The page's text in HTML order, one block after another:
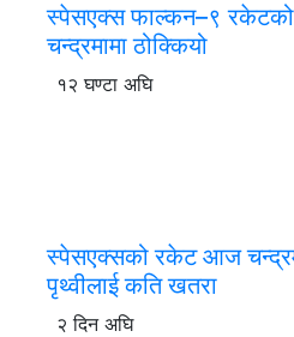
स्पेसएक्स फाल्कन–९ रकेटको
चन्द्रमामा ठोक्कियो
१२ घण्टा अघि
स्पेसएक्सको रकेट आज
पृथ्वीलाई कति खतरा
२ दिन अघि